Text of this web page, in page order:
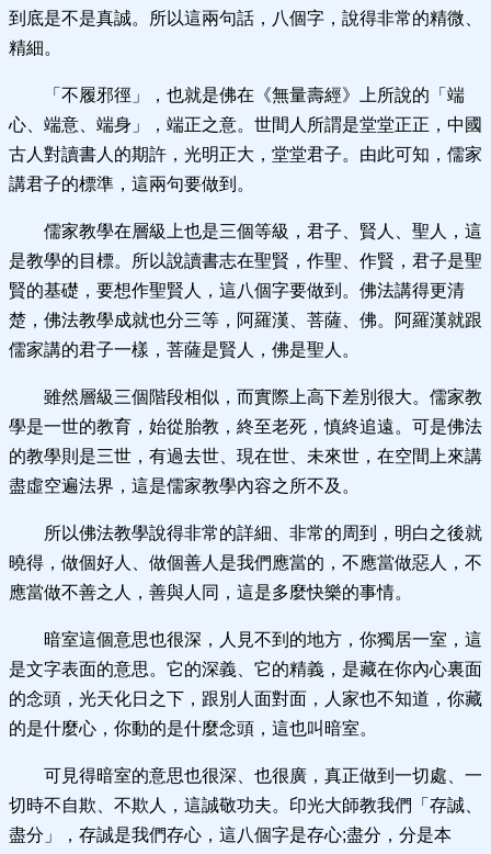
到底是不是真誠。所以這兩句話，八個字，說得非常的精微、
精細。
「不履邪徑」，也就是佛在《無量壽經》上所說的「端
心、端意、端身」，端正之意。世間人所謂是堂堂正正，中國
古人對讀書人的期許，光明正大，堂堂君子。由此可知，儒家
講君子的標準，這兩句要做到。
儒家教學在層級上也是三個等級，君子、賢人、聖人，這
是教學的目標。所以說讀書志在聖賢，作聖、作賢，君子是聖
賢的基礎，要想作聖賢人，這八個字要做到。佛法講得更清
楚，佛法教學成就也分三等，阿羅漢、菩薩、佛。阿羅漢就跟
儒家講的君子一樣，菩薩是賢人，佛是聖人。
雖然層級三個階段相似，而實際上高下差別很大。儒家教
學是一世的教育，始從胎教，終至老死，慎終追遠。可是佛法
的教學則是三世，有過去世、現在世、未來世，在空間上來講
盡虛空遍法界，這是儒家教學內容之所不及。
所以佛法教學說得非常的詳細、非常的周到，明白之後就
曉得，做個好人、做個善人是我們應當的，不應當做惡人，不
應當做不善之人，善與人同，這是多麼快樂的事情。
暗室這個意思也很深，人見不到的地方，你獨居一室，這
是文字表面的意思。它的深義、它的精義，是藏在你內心裏面
的念頭，光天化日之下，跟別人面對面，人家也不知道，你藏
的是什麼心，你動的是什麼念頭，這也叫暗室。
可見得暗室的意思也很深、也很廣，真正做到一切處、一
切時不自欺、不欺人，這誠敬功夫。印光大師教我們「存誠、
盡分」，存誠是我們存心，這八個字是存心;盡分，分是本